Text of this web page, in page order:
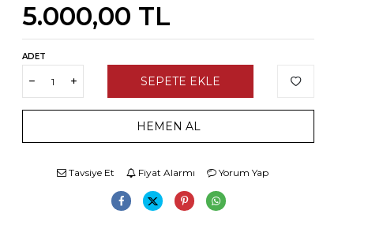
5.000,00 TL
ADET
SEPETE EKLE
HEMEN AL
Tavsiye Et Fiyat Alarmı Yorum Yap